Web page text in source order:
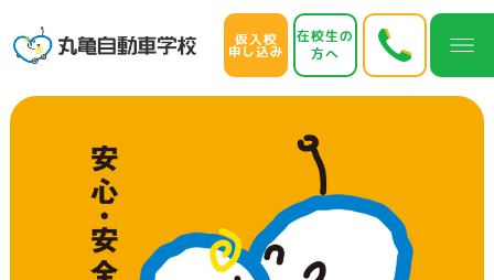
仮入校
申し込み
在校生の
方へ